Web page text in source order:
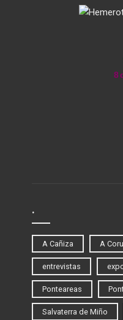
8
.
A Cañiza A
entrevistas
Ponteareas
Salvaterra de Miño